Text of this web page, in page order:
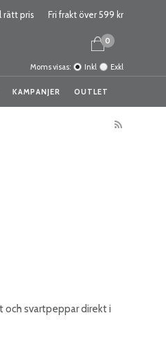
rätt pris Fri frakt över 599 kr
0
Moms visas: Inkl Exkl
KAMPANJER OUTLET
och svartpeppar direkt i